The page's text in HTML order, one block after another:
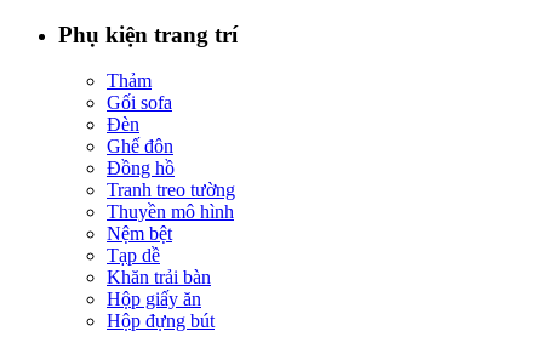
Phụ kiện trang trí
Thảm
Gối sofa
Đèn
Ghế đôn
Đồng hồ
Tranh treo tường
Thuyền mô hình
Nệm bệt
Tạp dề
Khăn trải bàn
Hộp giấy ăn
Hộp đựng bút